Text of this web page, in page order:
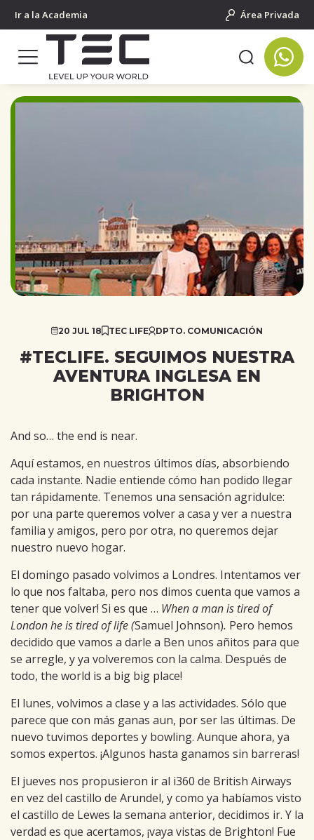
Ir a la Academia Área Privada
20 JUL 18 TEC LIFE DPTO. COMUNICACIÓN
#TECLIFE. SEGUIMOS NUESTRA
AVENTURA INGLESA EN
BRIGHTON
And so… the end is near.
Aquí estamos, en nuestros últimos días, absorbiendo
cada instante. Nadie entiende cómo han podido llegar
tan rápidamente. Tenemos una sensación agridulce:
por una parte queremos volver a casa y ver a nuestra
familia y amigos, pero por otra, no queremos dejar
nuestro nuevo hogar.
El domingo pasado volvimos a Londres. Intentamos ver
lo que nos faltaba, pero nos dimos cuenta que vamos a
tener que volver! Si es que … When a man is tired of
London he is tired of life (Samuel Johnson). Pero hemos
decidido que vamos a darle a Ben unos añitos para que
se arregle, y ya volveremos con la calma. Después de
todo, the world is a big big place!
El lunes, volvimos a clase y a las actividades. Sólo que
parece que con más ganas aun, por ser las últimas. De
nuevo tuvimos deportes y bowling. Aunque ahora, ya
somos expertos. ¡Algunos hasta ganamos sin barreras!
El jueves nos propusieron ir al i360 de British Airways
en vez del castillo de Arundel, y como ya habíamos visto
el castillo de Lewes la semana anterior, decidimos ir. Y la
verdad es que acertamos, ¡vaya vistas de Brighton! Fue